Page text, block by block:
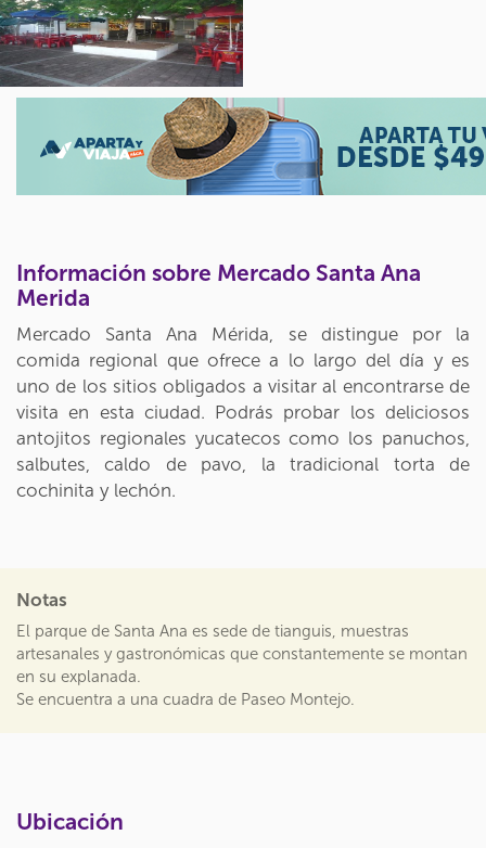
Información sobre Mercado Santa Ana
Merida
Mercado Santa Ana Mérida, se distingue por la
comida regional que ofrece a lo largo del día y es
uno de los sitios obligados a visitar al encontrarse de
visita en esta ciudad. Podrás probar los deliciosos
antojitos regionales yucatecos como los panuchos,
salbutes, caldo de pavo, la tradicional torta de
cochinita y lechón.
Notas
El parque de Santa Ana es sede de tianguis, muestras
artesanales y gastronómicas que constantemente se montan
en su explanada.
Se encuentra a una cuadra de Paseo Montejo.
Ubicación